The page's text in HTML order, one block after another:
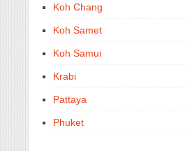
Koh Chang
Koh Samet
Koh Samui
Krabi
Pattaya
Phuket